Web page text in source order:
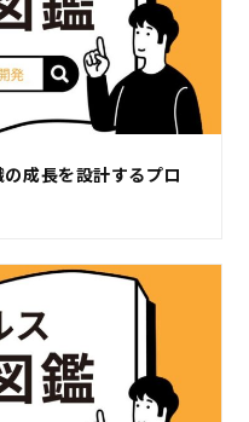
成長を設計するプロ